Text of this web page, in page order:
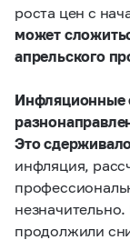
роста цен с
может
апрельского
Инфляционные
Это
инфляция,
продолжили